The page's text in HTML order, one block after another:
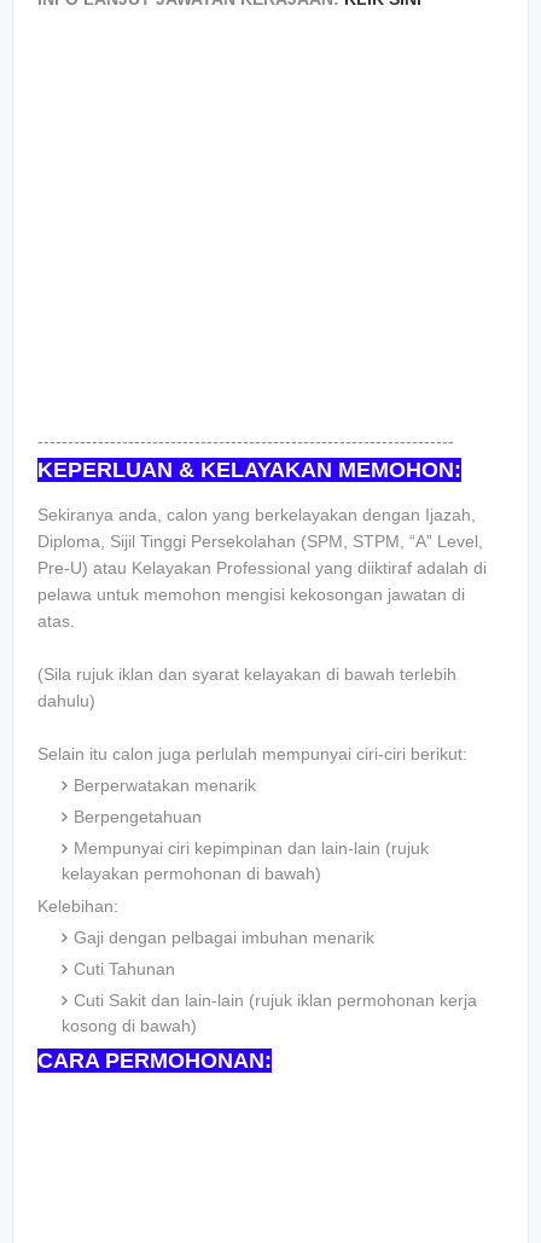
---------------------------------------------------------------------
KEPERLUAN & KELAYAKAN MEMOHON:
Sekiranya anda, calon yang berkelayakan dengan Ijazah,
Diploma, Sijil Tinggi Persekolahan (SPM, STPM, “A” Level,
Pre-U) atau Kelayakan Professional yang diiktiraf adalah di
pelawa untuk memohon mengisi kekosongan jawatan di
atas.
(Sila rujuk iklan dan syarat kelayakan di bawah terlebih
dahulu)
Selain itu calon juga perlulah mempunyai ciri-ciri berikut:
Berperwatakan menarik
Berpengetahuan
Mempunyai ciri kepimpinan dan lain-lain (rujuk
kelayakan permohonan di bawah)
Kelebihan:
Gaji dengan pelbagai imbuhan menarik
Cuti Tahunan
Cuti Sakit dan lain-lain (rujuk iklan permohonan kerja
kosong di bawah)
CARA PERMOHONAN: